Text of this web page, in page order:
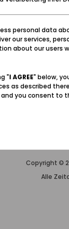
Keine
Copyright ©
Alle
personal data
our services,
about our users
"I AGREE" below,
as described
you consent to